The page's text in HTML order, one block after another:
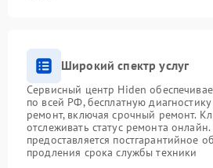
Широкий спектр услуг
Сервисный центр Hiden
по всей РФ, бесплатную
ремонт, включая срочный ремонт.
отслеживать статус ремонта
предоставляется постгарантийное
продления срока службы техники